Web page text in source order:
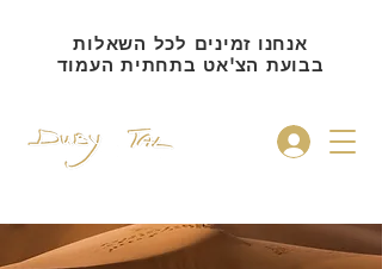
אנחנו זמינים לכל השאלות
בבועת הצ'אט בתחתית העמוד